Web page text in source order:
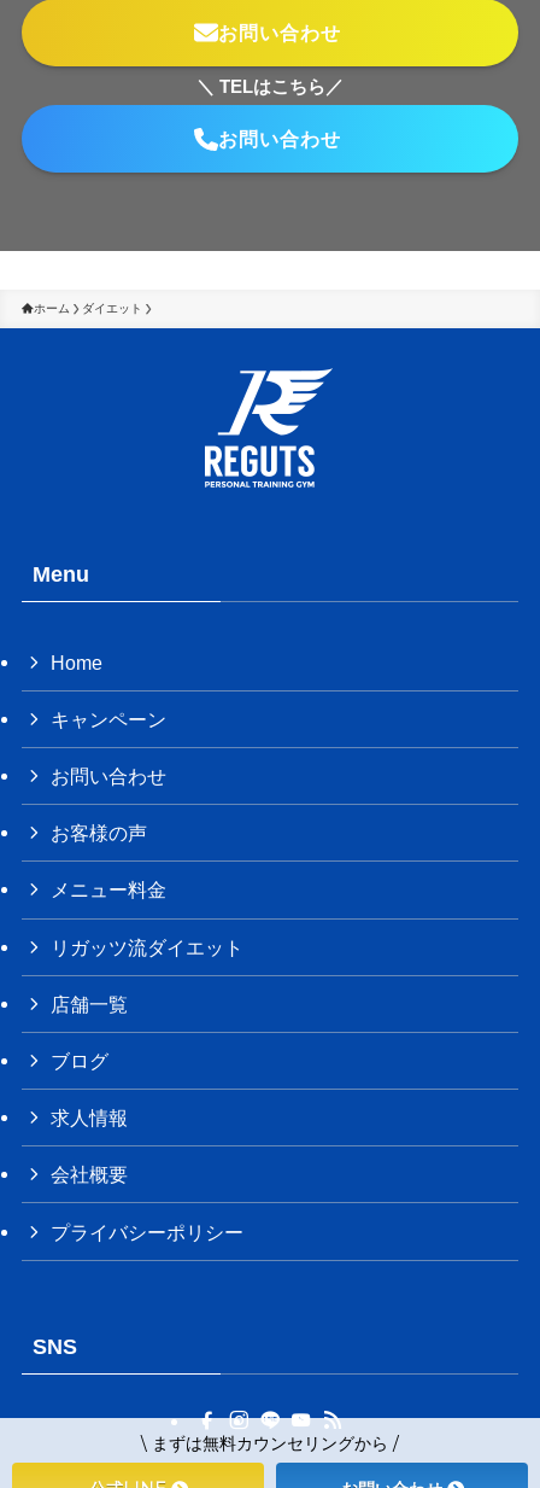
お問い合わせ
＼ TELはこちら／
お問い合わせ
ホーム ダイエット
Menu
Home
キャンペーン
お問い合わせ
お客様の声
メニュー料金
リガッツ流ダイエット
店舗一覧
ブログ
求人情報
会社概要
プライバシーポリシー
SNS
\ まずは無料カウンセリングから /